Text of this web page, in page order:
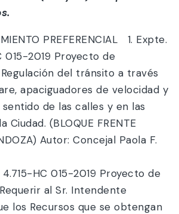
PREFERENCIAL 1. Expte.
015-2019 Proyecto de
del tránsito a través
apaciguadores de velocidad y
de las calles y en las
Ciudad. (BLOQUE FRENTE
Autor: Concejal Paola F.
4.715-HC 015-2019 Proyecto de
al Sr. Intendente
los Recursos que se obtengan